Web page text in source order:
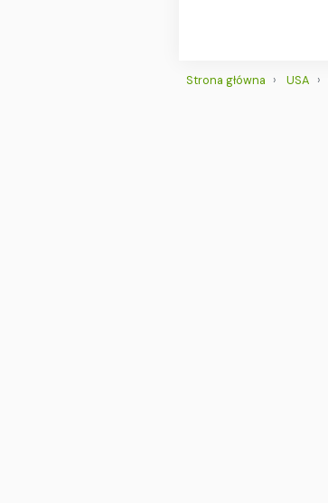
Strona główna USA